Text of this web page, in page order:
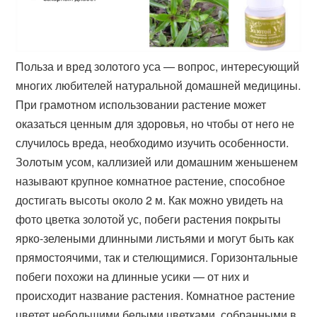
Польза и вред золотого уса — вопрос, интересующий
многих любителей натуральной домашней медицины.
При грамотном использовании растение может
оказаться ценным для здоровья, но чтобы от него не
случилось вреда, необходимо изучить особенности.
Золотым усом, каллизией или домашним женьшенем
называют крупное комнатное растение, способное
достигать высоты около 2 м. Как можно увидеть на
фото цветка золотой ус, побеги растения покрыты
ярко-зелеными длинными листьями и могут быть как
прямостоячими, так и стелющимися. Горизонтальные
побеги похожи на длинные усики — от них и
происходит название растения. Комнатное растение